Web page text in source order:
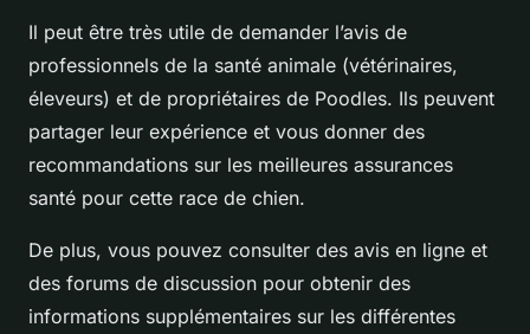
Il peut être très utile de demander l’avis de
professionnels de la santé animale (vétérinaires,
éleveurs) et de propriétaires de Poodles. Ils peuvent
partager leur expérience et vous donner des
recommandations sur les meilleures assurances
santé pour cette race de chien.
De plus, vous pouvez consulter des avis en ligne et
des forums de discussion pour obtenir des
informations supplémentaires sur les différentes